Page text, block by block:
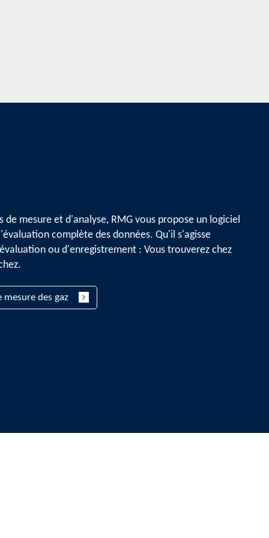
de mesure et d'analyse, RMG vous propose un logiciel
complète des données. Qu'il s'agisse
ou d'enregistrement : Vous trouverez chez
des gaz